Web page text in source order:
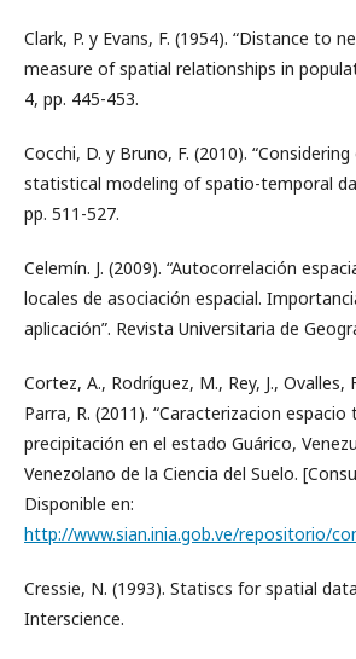
Clark, P. y Evans, F. (1954). “Distance to
measure of spatial relationships in
4, pp. 445-453.
Cocchi, D. y Bruno, F. (2010).
statistical modeling of spatio-temporal
pp. 511-527.
Celemín. J. (2009). “Autocorrelación
locales de asociación espacial.
aplicación”. Revista Universitaria de
Cortez, A., Rodríguez, M., Rey, J., Ovalles,
Parra, R. (2011). “Caracterizacion
precipitación en el estado Guárico,
Venezolano de la Ciencia del Suelo.
Disponible en:
http://www.sian.inia.gob.ve/repositorio/
Cressie, N. (1993). Statiscs for spatial
Interscience.